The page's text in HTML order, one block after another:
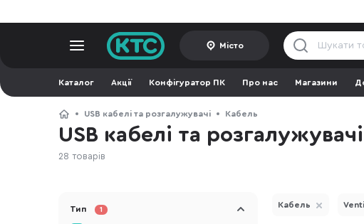
Місто
Каталог Акції Конфігуратор ПК Про нас Магазини
USB кабелі та розгалужувачі Кабель
USB кабелі та
28 товарів
Кабель
Тип 1